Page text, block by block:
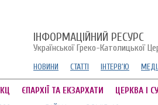
ІНФОРМАЦІЙНИЙ РЕСУРС
Української Греко-Католицької
НОВИНИ СТАТТІ ІНТЕРВ'Ю
ЄПАРХІЇ ТА ЕКЗАРХАТИ ЦЕРКВА І